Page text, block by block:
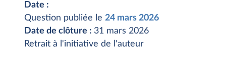
Date :
Question publiée le 24 mars 2026
Date de clôture : 31 mars 2026
Retrait à l'initiative de l'auteur